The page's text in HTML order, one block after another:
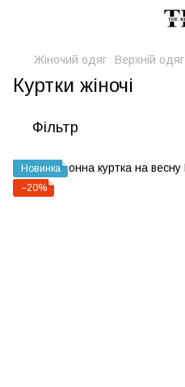
Жіночий одяг Верхній одяг
Куртки жіночі
Фільтр
Новинка
−20%